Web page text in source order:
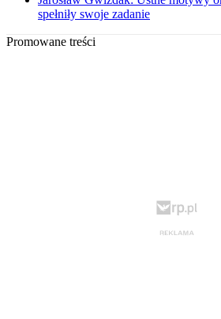
spełniły swoje zadanie
Promowane treści